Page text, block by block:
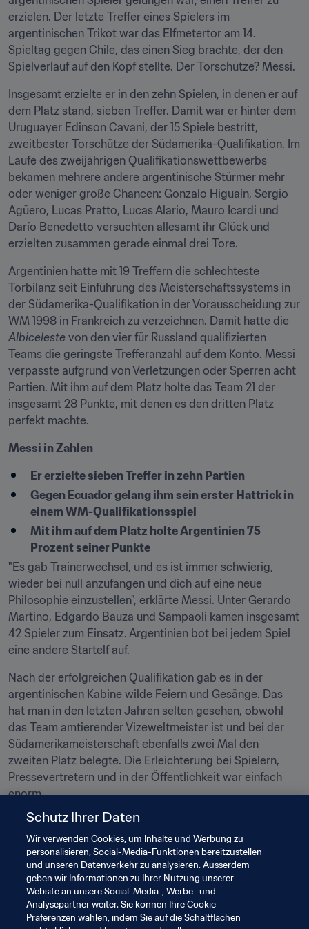
erzielen. Der letzte Treffer eines Spielers im
argentinischen Trikot war das Elfmetertor am 14.
Spieltag gegen Chile, das einen Sieg brachte, der den
Spielverlauf auf den Kopf stellte. Der Torschütze? Messi.
Insgesamt erzielte er in den zehn Spielen, in denen er auf
dem Platz stand, sieben Treffer. Damit war er hinter dem
Uruguayer Edinson Cavani, der 15 Spiele bestritt,
zweitbester Torschütze der Südamerika-Qualifikation. Im
Laufe des zweijährigen Qualifikationswettbewerbs
bekamen mehrere andere argentinische Stürmer mehr
oder weniger große Chancen: Gonzalo Higuaín, Sergio
Agüero, Lucas Pratto, Lucas Alario, Mauro Icardi und
Darío Benedetto versuchten allesamt ihr Glück und
erzielten zusammen gerade einmal drei Tore.
Argentinien hatte mit 19 Treffern die schlechteste
Torbilanz seit Einführung des Meisterschaftssystems in
der Südamerika-Qualifikation in der Vorausscheidung zur
Albiceleste von den vier für Russland qualifizierten
Teams die geringste Trefferanzahl auf dem Konto. Messi
verpasste aufgrund von Verletzungen oder Sperren acht
Partien. Mit ihm auf dem Platz holte das Team 21 der
insgesamt 28 Punkte, mit denen es den dritten Platz
perfekt machte.
Messi in Zahlen
Er erzielte sieben Treffer in zehn Partien
Gegen Ecuador gelang ihm sein erster Hattrick in
einem WM-Qualifikationsspiel
Mit ihm auf dem Platz holte Argentinien 75
Prozent seiner Punkte
"Es gab Trainerwechsel, und es ist immer schwierig,
wieder bei null anzufangen und dich auf eine neue
Philosophie einzustellen", erklärte Messi. Unter Gerardo
Martino, Edgardo Bauza und Sampaoli kamen insgesamt
42 Spieler zum Einsatz. Argentinien bot bei jedem Spiel
eine andere Startelf auf.
Nach der erfolgreichen Qualifikation gab es in der
argentinischen Kabine wilde Feiern und Gesänge. Das
hat man in den letzten Jahren selten gesehen, obwohl
das Team amtierender Vizeweltmeister ist und bei der
Südamerikameisterschaft ebenfalls zwei Mal den
zweiten Platz belegte. Die Erleichterung bei Spielern,
Pressevertretern und in der Öffentlichkeit war einfach
enorm.
In der Mixed Zone fragte man den euphorischen Messi
im Anschluss an die Partie, ob der Sieg in Quito mit
einem "Sieg im vierten Finale" nach drei Enttäuschungen
in Folge vergleichbar war. Seine Reaktion war
schneidend: "Wir haben das getan, was wir tun mussten.
Für Argentinien ist die Qualifikation Pflicht – immer. Jetzt
müssen wir uns vorbereiten, um die WM zu gewinnen."
Schutz Ihrer Daten
Wir verwenden Cookies, um Inhalte und Werbung zu
personalisieren, Social-Media-Funktionen bereitzustellen
und unseren Datenverkehr zu analysieren. Ausserdem
geben wir Informationen zu Ihrer Nutzung unserer
Website an unsere Social-Media-, Werbe- und
Analysepartner weiter. Sie können Ihre Cookie-
Präferenzen wählen, indem Sie auf die Schaltflächen